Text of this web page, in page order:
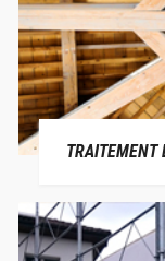
TRAITEMENT